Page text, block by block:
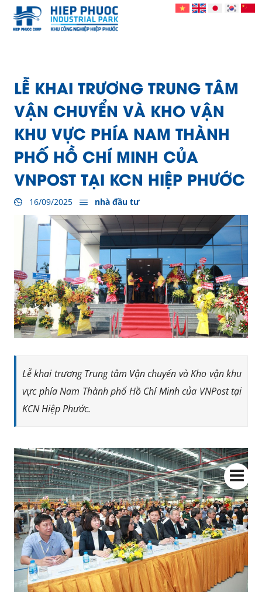
LỄ KHAI TRƯƠNG TRUNG TÂM
VẬN CHUYỂN VÀ KHO VẬN
KHU VỰC PHÍA NAM THÀNH
PHỐ HỒ CHÍ MINH CỦA
VNPOST TẠI KCN HIỆP PHƯỚC
16/09/2025 nhà đầu tư
Lễ khai trương Trung tâm Vận chuyển và Kho vận khu
vực phía Nam Thành phố Hồ Chí Minh của VNPost tại
KCN Hiệp Phước.